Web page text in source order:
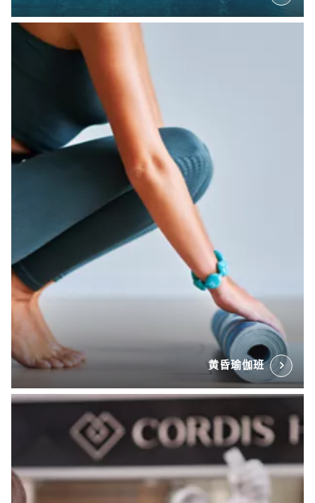
黄昏瑜伽班